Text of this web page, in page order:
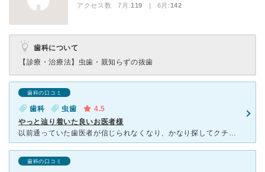
アクセス数 7月:119 | 6月:142
歯科について
【診療・治療法】 虫歯・親知らずの抜歯
歯科の口コミ
歯科 虫歯
4.5
やっと辿り着いた良いお医者様
以前通っていた歯医者が信じられなくなり、かなり探してクチコミの良かったこちらへ転院しました。 歯の状態が悪かったので、かなり時間と手間をかけて探しました。人気の医院のため、予約を取るのも大変でしたが
歯科の口コミ